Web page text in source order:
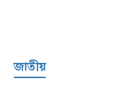
জাতীয়